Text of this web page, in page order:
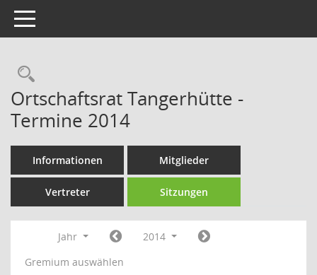
Toggle navigation
Rechercheauswahl
Ortschaftsrat Tangerhütte -
Termine 2014
Informationen Mitglieder
Vertreter Sitzungen
Jahr
2014
Gremium auswählen